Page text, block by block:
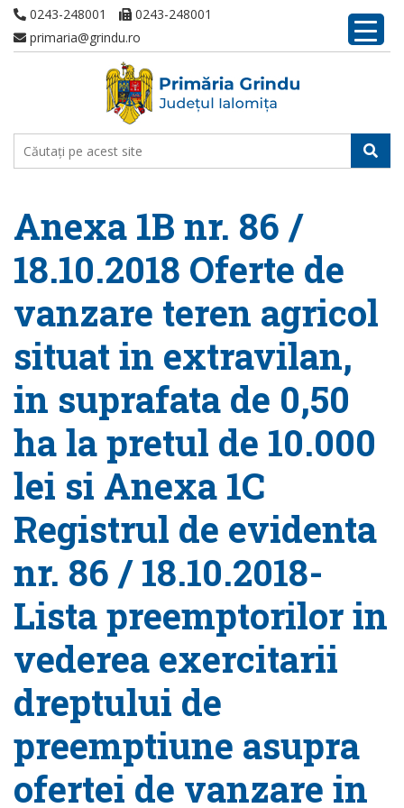
0243-248001
0243-248001
primaria@grindu.ro
Anexa 1B nr. 86 /
18.10.2018 Oferte de
vanzare teren agricol
situat in extravilan,
in suprafata de 0,50
ha la pretul de 10.000
lei si Anexa 1C
Registrul de evidenta
nr. 86 / 18.10.2018-
Lista preemptorilor in
vederea exercitarii
dreptului de
preemptiune asupra
ofertei de vanzare in